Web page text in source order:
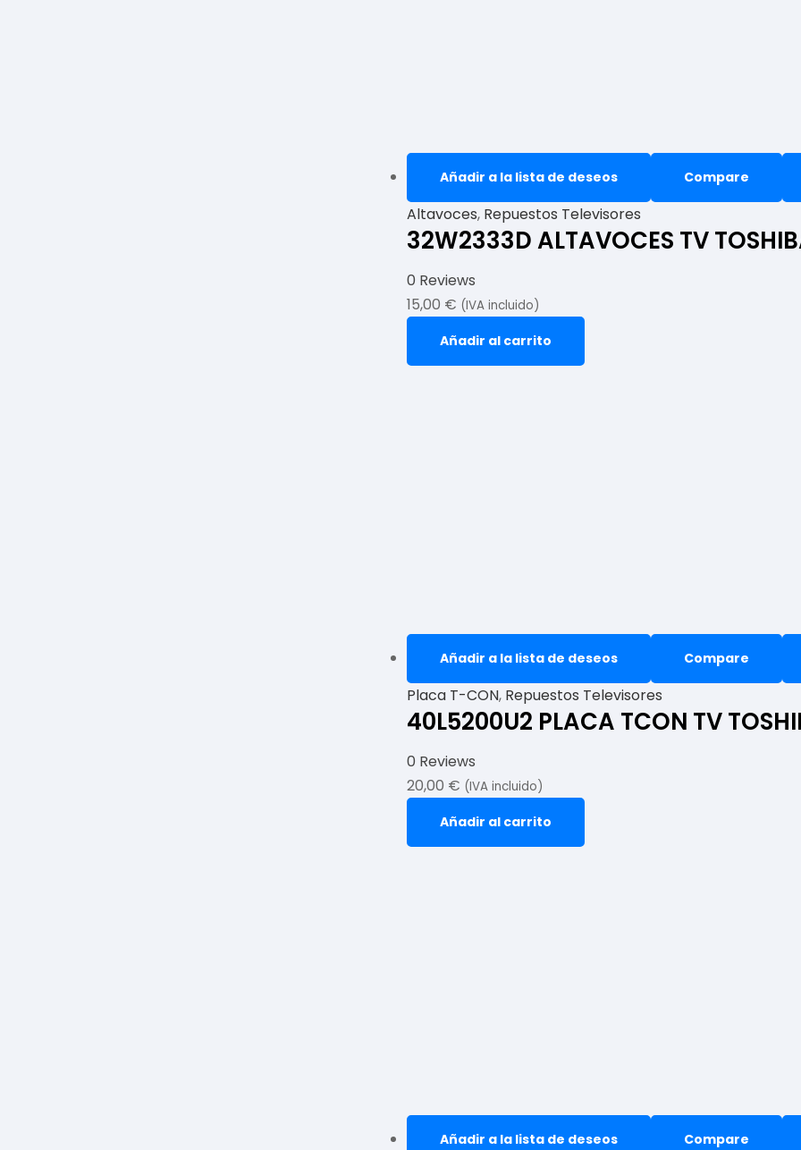
Añadir a la lista de deseos Compare
Altavoces, Repuestos Televisores
32W2333D ALTAVOCES TV
0 Reviews
15,00 € (IVA incluido)
Añadir al carrito
Añadir a la lista de deseos Compare
Placa T-CON, Repuestos Televisores
40L5200U2 PLACA TCON TV
0 Reviews
20,00 € (IVA incluido)
Añadir al carrito
Añadir a la lista de deseos Compare